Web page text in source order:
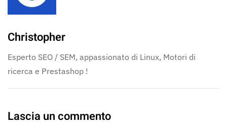
Christopher
Esperto SEO / SEM, appassionato di Linux, Motori di
ricerca e Prestashop !
Lascia un commento